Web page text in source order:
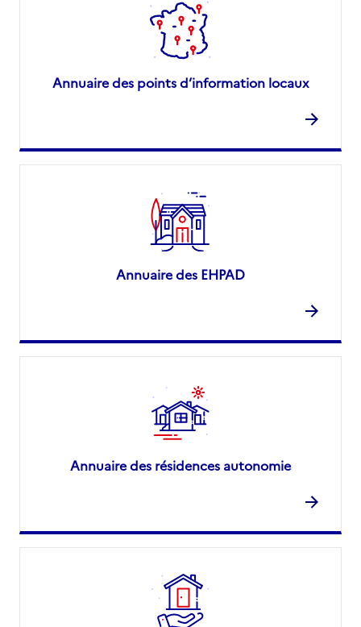
Annuaire des points d’information locaux
Annuaire des EHPAD
Annuaire des résidences autonomie